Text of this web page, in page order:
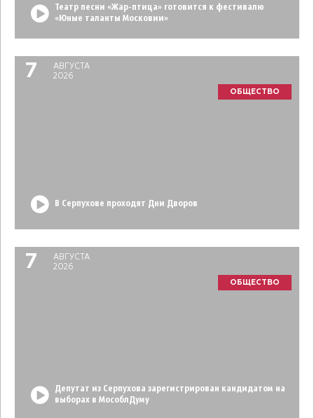
Театр песни «Жар-птица» готовится к фестивалю
«Юные таланты Московии»
7
АВГУСТА
2026
ОБЩЕСТВО
В Серпухове проходят Дни Дворов
7
АВГУСТА
2026
ОБЩЕСТВО
Депутат из Серпухова зарегистрирован кандидатом на
выборах в МособлДуму